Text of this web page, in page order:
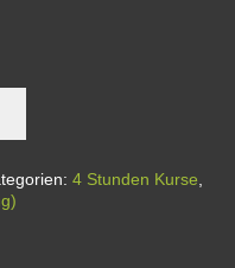
4 Stunden Kurse,